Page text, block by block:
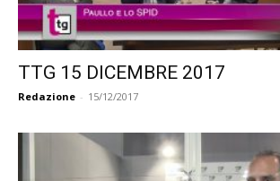
TTG 15 DICEMBRE 2017
Redazione - 15/12/2017